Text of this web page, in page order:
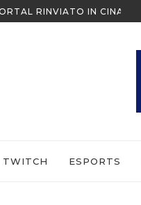
RINVIATO IN CINA
TWITCH ESPORTS